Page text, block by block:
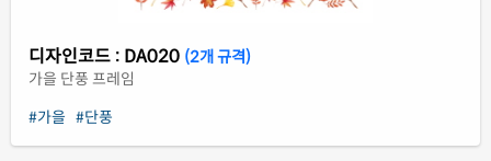
디자인코드 : DA020 (2개 규격)
가을 단풍 프레임
#가을 #단풍